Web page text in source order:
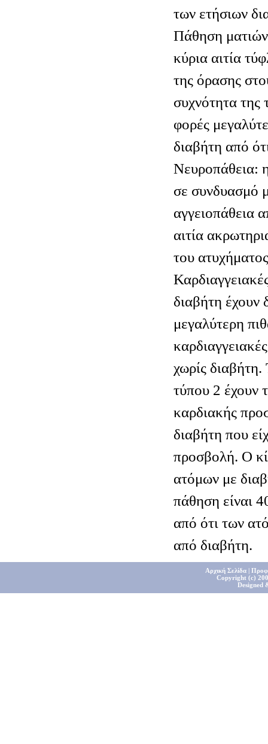
των ετήσιων
Πάθηση
κύρια αιτία
της όρασης
συχνότητα της
φορές
διαβήτη από
Νευροπάθεια:
σε συνδυασμό
αγγειοπάθεια
αιτία
του
διαβήτη έχουν
μεγαλύτερη
χωρίς
τύπου 2 έχουν
καρδιακής
διαβήτη που
προσβολή. Ο
ατόμων με
πάθηση είναι
από ότι των
από διαβήτη.
Αρχική Σελίδα|
Copyright (c)
Designed